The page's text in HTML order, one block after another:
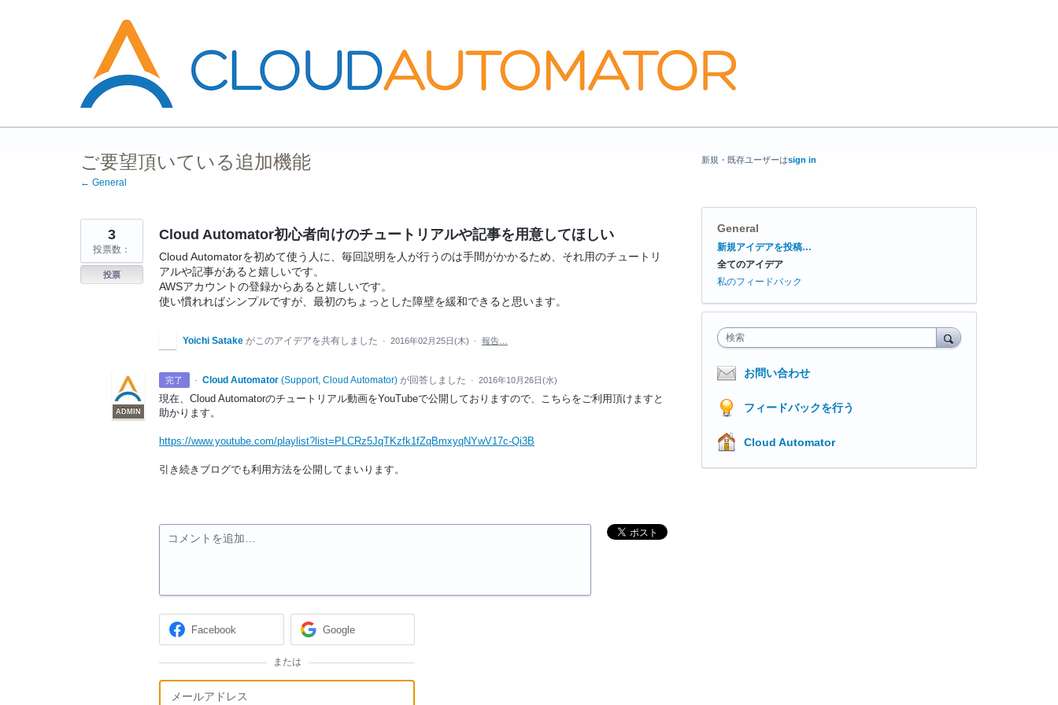
ご要望頂いている追加機能
← General
Cloud Automator初心者向けのチュートリアルや記事を用意してほしい
Cloud Automatorを初めて使う人に、毎回説明を人が行うのは手間がかかるため、それ用のチュートリ
アルや記事があると嬉しいです。
AWSアカウントの登録からあると嬉しいです。
使い慣れればシンプルですが、最初のちょっとした障壁を緩和できると思います。
3
投票数：
投票
Yoichi Satake がこのアイデアを共有しました · 2016年02月25日(木) · 報告…
完了 ·
ADMIN
Cloud Automator (Support, Cloud Automator)が回答しました · 2016年10月26日(水)
現在、Cloud Automatorのチュートリアル動画をYouTubeで公開しておりますので、こちらをご利用頂けますと
助かります。
https://www.youtube.com/playlist?list=PLCRz5JqTKzfk1fZqBmxyqNYwV17c-Qi3B
引き続きブログでも利用方法を公開してまいります。
コメントを追加…
Facebook Google
または
新規・既存ユーザーはsign in
General
カ
ゴ
リ
新規アイデアを投稿…
全てのアイデア
私のフィードバック
検索
お問い合わせ
フィードバックを行う
Cloud Automator